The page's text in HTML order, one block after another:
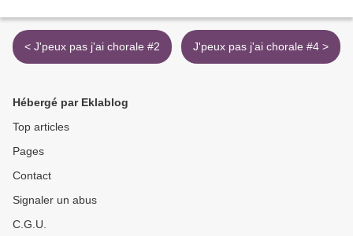
< J'peux pas j'ai chorale #2 J'peux pas j'ai chorale #4 >
Hébergé par Eklablog
Top articles
Pages
Contact
Signaler un abus
C.G.U.